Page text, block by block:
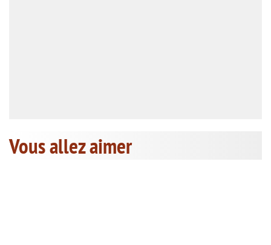
Vous allez aimer